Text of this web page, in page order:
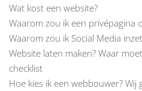
Wat kost een website?
Waarom zou ik een privépagina
Waarom zou ik Social Media
Website laten maken? Waar
checklist
Hoe kies ik een webbouwer? Wij